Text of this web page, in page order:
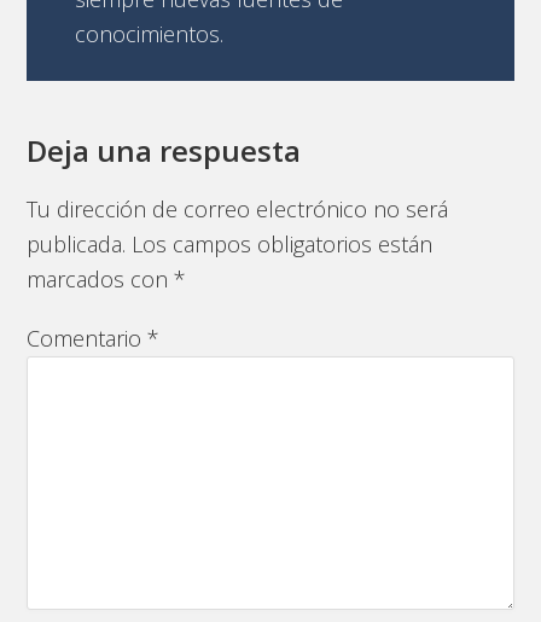
conocimientos.
Deja una respuesta
Tu dirección de correo electrónico no será
publicada. Los campos obligatorios están
marcados con*
Comentario*